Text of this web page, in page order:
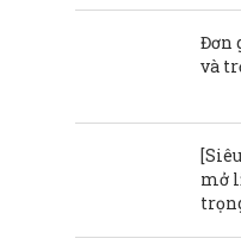
Đơn
và
mở